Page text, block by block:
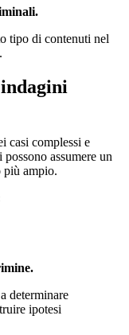
tipo di contenuti nel
casi complessi e
assumere un
più ampio.
determinare
ipotesi